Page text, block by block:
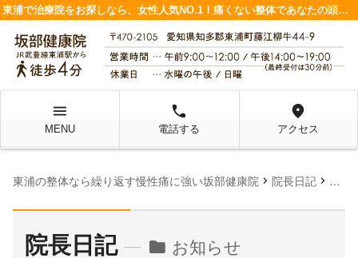
東浦で治療院をお探しなら、女性人気NO.1！痛くない整体であなたの頭痛や腰痛を改善します
menu
MENU
local_phone
電話する
location_on
アクセス
東浦の整体なら繰り返す慢性痛に強い坂部健康院 chevron_right 院長日記 chevron_right
院長日記 folder お知らせ